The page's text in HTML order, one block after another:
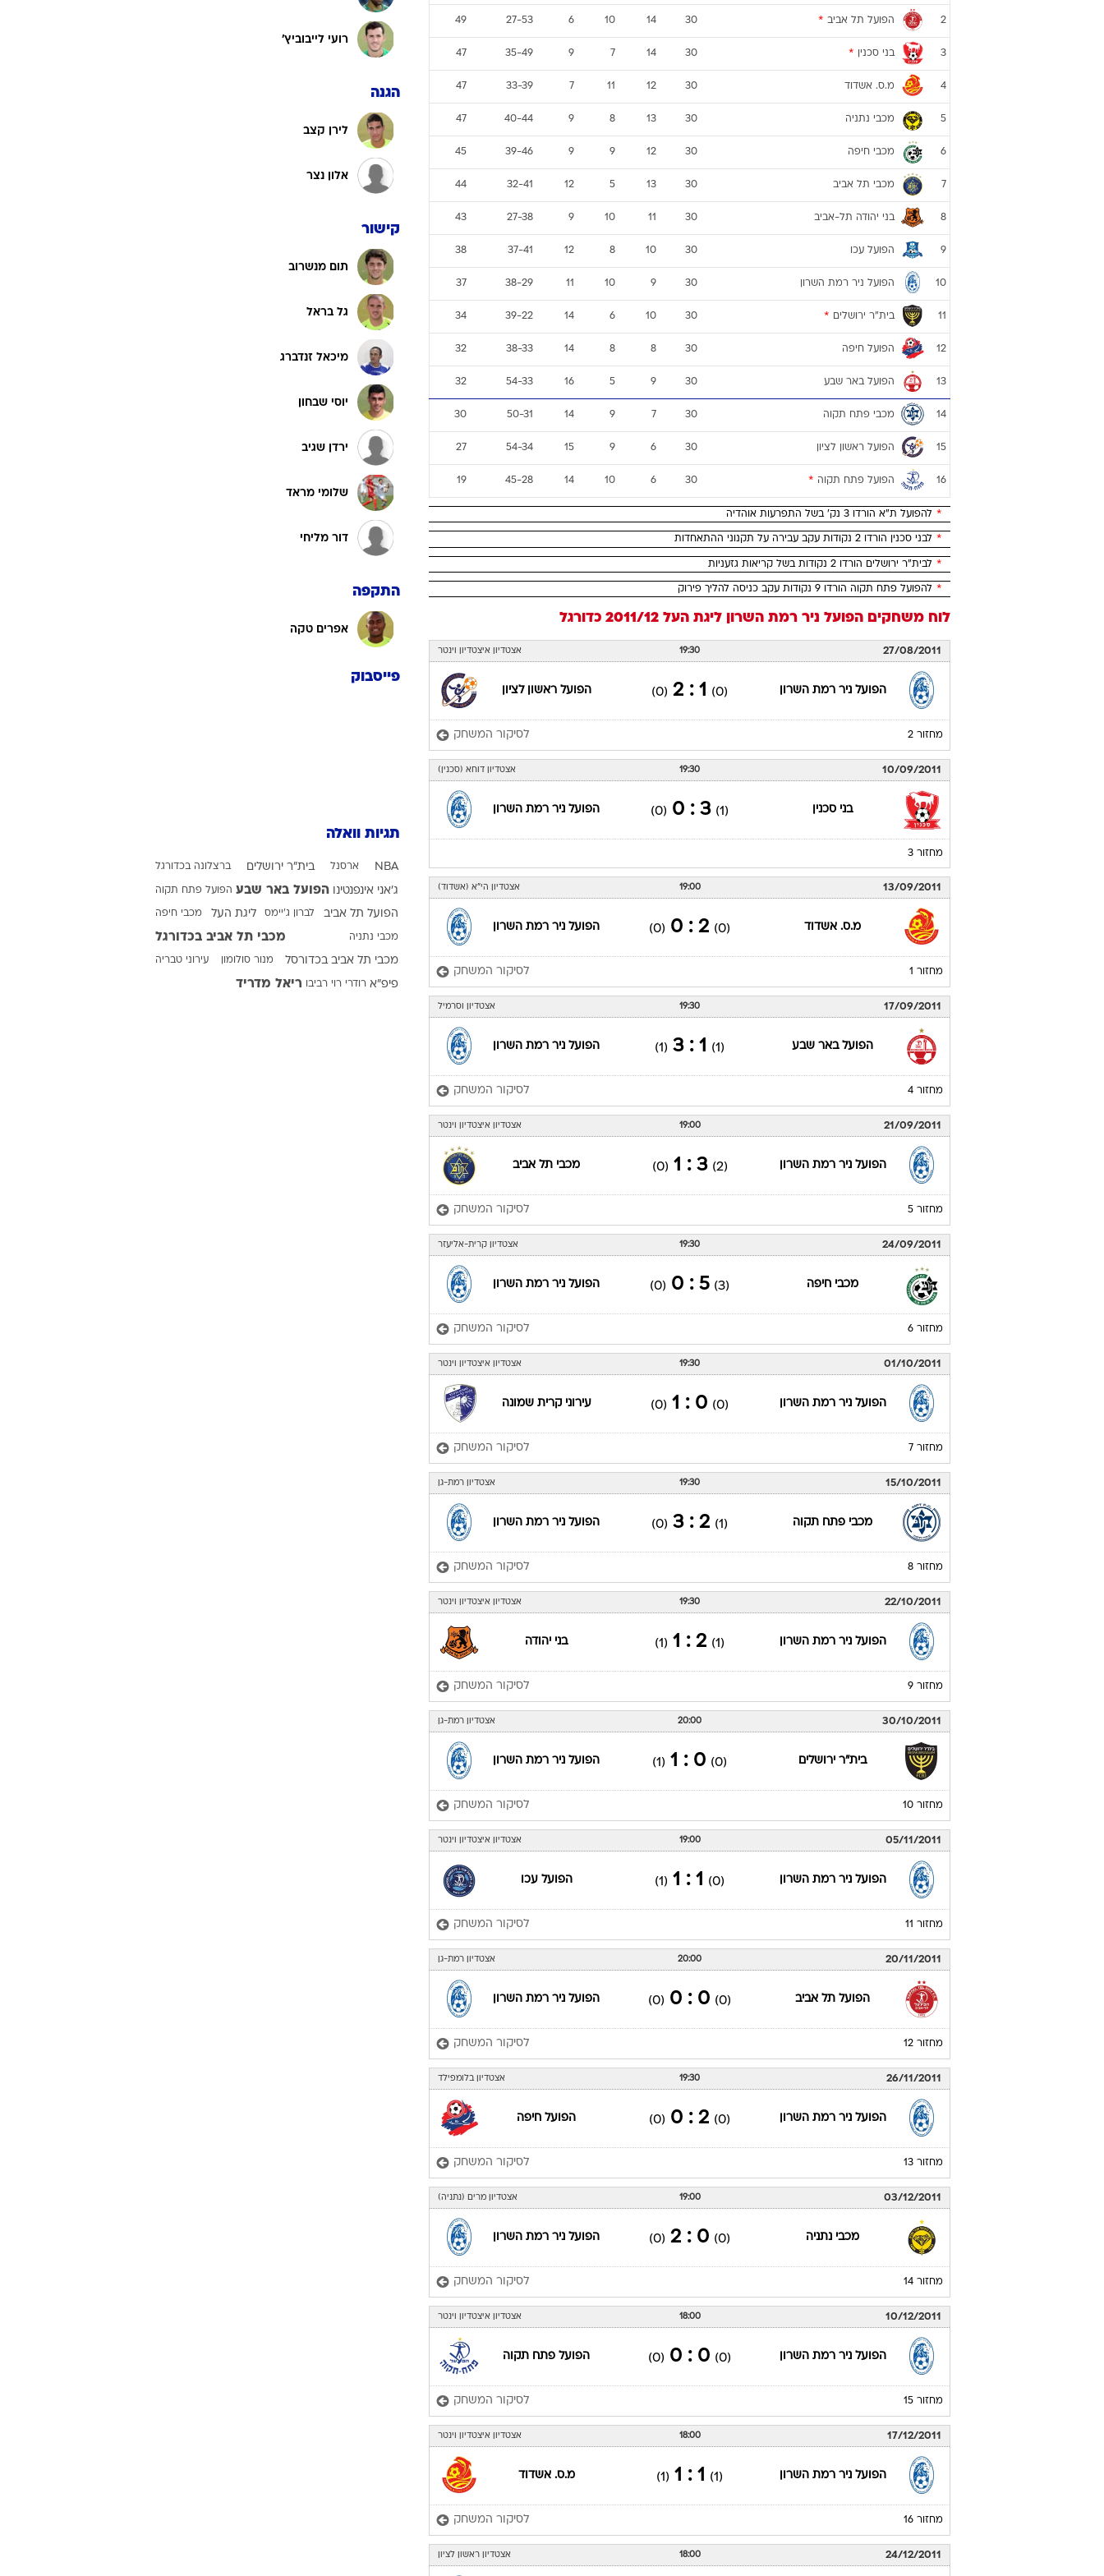
ענפים נוספים
לוח שידורים
החידה של ספורט1
משרד החוץ
ספורט בחקירה
יורו 2012
גולף
תקצירים
כתבו לנו
2 הפועל תל אביב *
30
14
10
6
27-53
49
3 בני סכנין *
30
14
7
9
35-49
47
4 מ.ס. אשדוד 30
12
11
7
33-39
47
5 מכבי נתניה 30
13
8
9
40-44
47
6 מכבי חיפה 30
12
9
9
39-46
45
7 מכבי תל אביב 30
13
5
12
32-41
44
8 בני יהודה תל-אביב 30
11
10
9
27-38
43
9 הפועל עכו 30
10
8
12
37-41
38
10 הפועל ניר רמת השרון 30
9
10
11
38-29
37
11 בית"ר ירושלים *
30
10
6
14
39-22
34
12 הפועל חיפה 30
8
8
14
38-33
32
13 הפועל באר שבע 30
9
5
16
54-33
32
14 מכבי פתח תקוה 30
7
9
14
50-31
30
15 הפועל ראשון לציון 30
6
9
15
54-34
27
16 הפועל פתח תקוה *
30
6
10
14
45-28
19
* להפועל ת"א הורדו 3 נק' בשל התפרעות אוהדיה
* לבני סכנין הורדו 2 נקודות עקב עבירה על תקנוני ההתאחדות
* לבית"ר ירושלים הורדו 2 נקודות בשל קריאות גזעניות
* להפועל פתח תקוה הורדו 9 נקודות עקב כניסה להליך פירוק
לוח משחקים הפועל ניר רמת השרון ליגת העל 2011/12 כדורגל
27/08/2011
19:30 אצטדיון איצטדיון וינטר
הפועל ניר רמת השרון (0)
1 : 2
(0) הפועל ראשון לציון
מחזור 2 לסיקור המשחק
10/09/2011
19:30 אצטדיון דוחא (סכנין)
בני סכנין (1)
3 : 0
(0) הפועל ניר רמת השרון
מחזור 3
13/09/2011
19:00 אצטדיון הי"א (אשדוד)
מ.ס. אשדוד (0)
2 : 0
(0) הפועל ניר רמת השרון
מחזור 1 לסיקור המשחק
17/09/2011
19:30 אצטדיון וסרמיל
הפועל באר שבע (1)
1 : 3
(1) הפועל ניר רמת השרון
מחזור 4 לסיקור המשחק
21/09/2011
19:00 אצטדיון איצטדיון וינטר
הפועל ניר רמת השרון (2)
3 : 1
(0) מכבי תל אביב
מחזור 5 לסיקור המשחק
24/09/2011
19:30 אצטדיון קרית-אליעזר
מכבי חיפה (3)
5 : 0
(0) הפועל ניר רמת השרון
מחזור 6 לסיקור המשחק
01/10/2011
19:30 אצטדיון איצטדיון וינטר
הפועל ניר רמת השרון (0)
0 : 1
(0) עירוני קרית שמונה
מחזור 7 לסיקור המשחק
15/10/2011
19:30 אצטדיון רמת-גן
מכבי פתח תקוה (1)
2 : 3
(0) הפועל ניר רמת השרון
מחזור 8 לסיקור המשחק
22/10/2011
19:30 אצטדיון איצטדיון וינטר
הפועל ניר רמת השרון (1)
2 : 1
(1) בני יהודה
מחזור 9 לסיקור המשחק
30/10/2011
20:00 אצטדיון רמת-גן
בית"ר ירושלים (0)
0 : 1
(1) הפועל ניר רמת השרון
מחזור 10 לסיקור המשחק
05/11/2011
19:00 אצטדיון איצטדיון וינטר
הפועל ניר רמת השרון (0)
1 : 1
(1) הפועל עכו
מחזור 11 לסיקור המשחק
20/11/2011
20:00 אצטדיון רמת-גן
הפועל תל אביב (0)
0 : 0
(0) הפועל ניר רמת השרון
מחזור 12 לסיקור המשחק
26/11/2011
19:30 אצטדיון בלומפילד
הפועל ניר רמת השרון (0)
2 : 0
(0) הפועל חיפה
מחזור 13 לסיקור המשחק
03/12/2011
19:00 אצטדיון מרים (נתניה)
מכבי נתניה (0)
0 : 2
(0) הפועל ניר רמת השרון
מחזור 14 לסיקור המשחק
10/12/2011
18:00 אצטדיון איצטדיון וינטר
הפועל ניר רמת השרון (0)
0 : 0
(0) הפועל פתח תקוה
מחזור 15 לסיקור המשחק
17/12/2011
18:00 אצטדיון איצטדיון וינטר
הפועל ניר רמת השרון (1)
1 : 1
(1) מ.ס. אשדוד
מחזור 16 לסיקור המשחק
24/12/2011
18:00 אצטדיון ראשון לציון
רועי לייבוביץ'
הגנה
לירן קצב
אלון נצר
קישור
תום מנשרוב
גל בראל
מיכאל זנדברג
יוסי שבחון
ירדן שגיב
שלומי מראד
דור מליחי
התקפה
אפרים טקה
פייסבוק
תגיות וואלה
NBA ארסנל בית"ר ירושלים ברצלונה בכדורגל
ג'אני אינפנטינו הפועל באר שבע הפועל פתח תקוה
הפועל תל אביב לברון ג'יימס ליגת העל מכבי חיפה
מכבי נתניה מכבי תל אביב בכדורגל
מכבי תל אביב בכדורסל מנור סולומון עירוני טבריה
פיפ"א רודרי רוי רביבו ריאל מדריד